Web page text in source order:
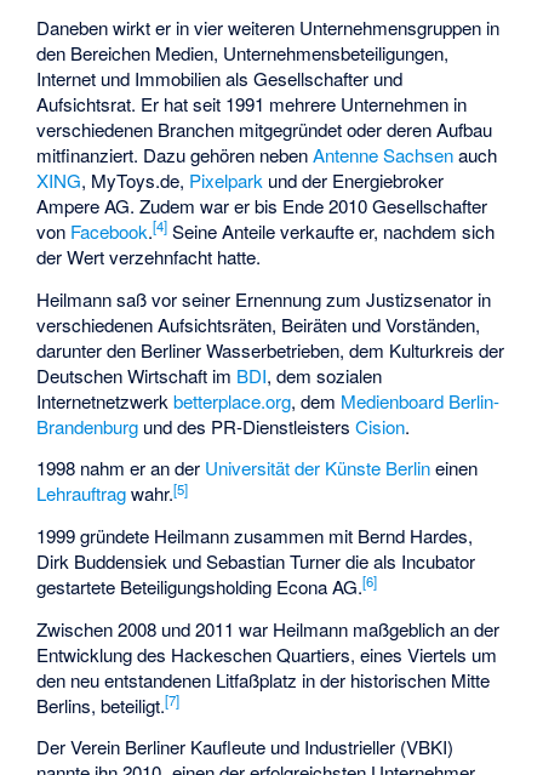
Daneben wirkt er in vier weiteren Unternehmensgruppen in
den Bereichen Medien, Unternehmensbeteiligungen,
Internet und Immobilien als Gesellschafter und
Aufsichtsrat. Er hat seit 1991 mehrere Unternehmen in
verschiedenen Branchen mitgegründet oder deren Aufbau
mitfinanziert. Dazu gehören nebenAntenne Sachsenauch
XING, MyToys.de, Pixelpark und der Energiebroker
Ampere AG. Zudem war er bis Ende 2010 Gesellschafter
von Facebook.[4] Seine Anteile verkaufte er, nachdem sich
der Wert verzehnfacht hatte.
Heilmann saß vor seiner Ernennung zum Justizsenator in
verschiedenen Aufsichtsräten, Beiräten und Vorständen,
darunter den Berliner Wasserbetrieben, dem Kulturkreis der
Deutschen Wirtschaft im BDI, dem sozialen
Internetnetzwerkbetterplace.org, dem Medienboard Berlin-
Brandenburg und des PR-DienstleistersCision.
1998 nahm er an der Universität der Künste Berlineinen
Lehrauftragwahr.[5]
1999 gründete Heilmann zusammen mit Bernd Hardes,
Dirk Buddensiek und Sebastian Turner die als Incubator
gestartete Beteiligungsholding Econa AG.[6]
Zwischen 2008 und 2011 war Heilmann maßgeblich an der
Entwicklung des Hackeschen Quartiers, eines Viertels um
den neu entstandenen Litfaßplatz in der historischen Mitte
Berlins, beteiligt.[7]
Der Verein Berliner Kaufleute und Industrieller (VBKI)